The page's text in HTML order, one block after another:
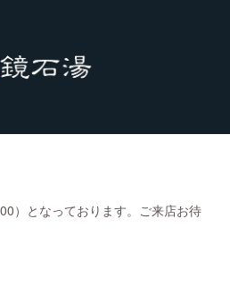
）となっております。ご来店お待